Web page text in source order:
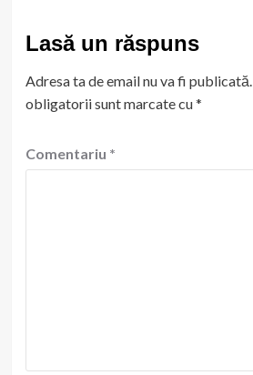
Lasă un răspuns
Adresa ta de email nu va fi publicată.
obligatorii sunt marcate cu*
Comentariu *